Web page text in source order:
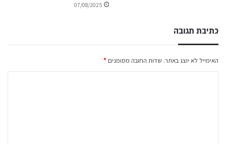
07/08/2025
כתיבת תגובה
האימייל לא יוצג באתר. שדות החובה מסומנים *